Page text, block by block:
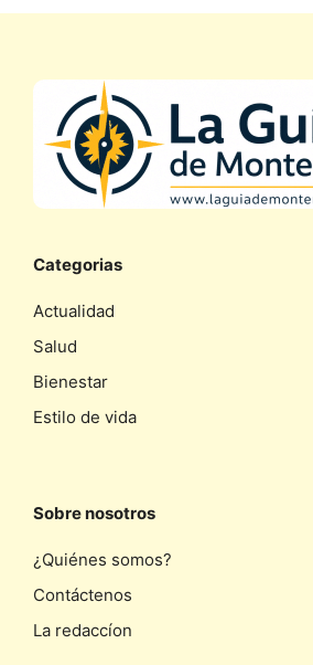
Categorias
Actualidad
Salud
Bienestar
Estilo de vida
Sobre nosotros
¿Quiénes somos?
Contáctenos
La redaccíon